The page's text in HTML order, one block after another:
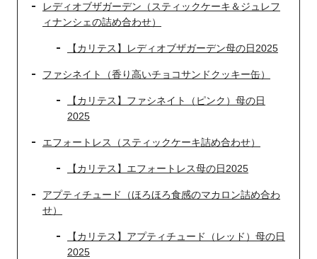
レディオブザガーデン（スティックケーキ＆ジュレフ
ィナンシェの詰め合わせ）
【カリテス】レディオブザガーデン母の日2025
ファシネイト（香り高いチョコサンドクッキー缶）
【カリテス】ファシネイト（ピンク）母の日
2025
エフォートレス（スティックケーキ詰め合わせ）
【カリテス】エフォートレス母の日2025
アプティチュード（ほろほろ食感のマカロン詰め合わ
せ）
【カリテス】アプティチュード（レッド）母の日
2025